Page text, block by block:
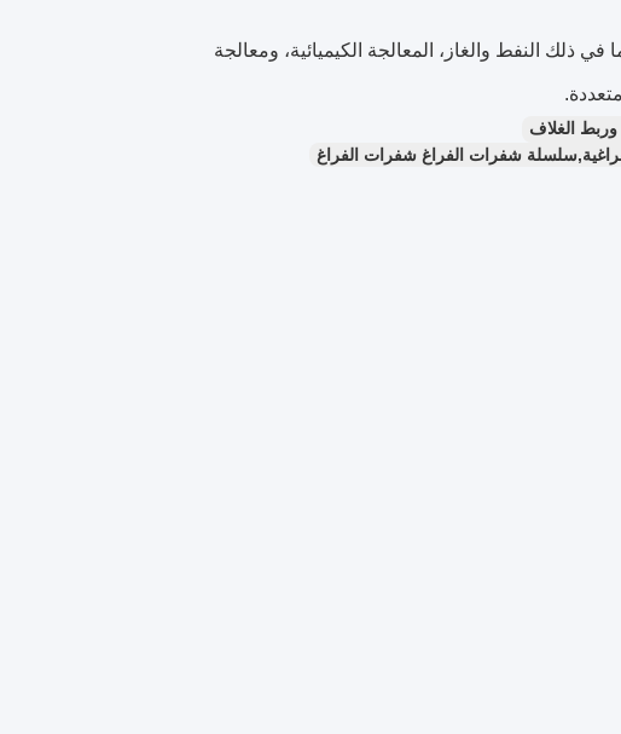
ذلك النفط والغاز، المعالجة الكيميائية، ومعالجة
شفرات الفراغ شفرات الفراغ